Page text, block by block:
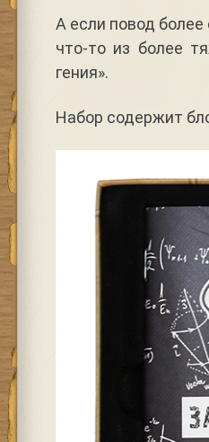
А если повод
что-то из более
гения».
Набор содержит